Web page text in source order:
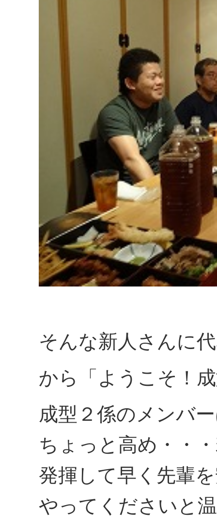
そんな新人さんに
から「ようこそ！
成型２係のメンバ
ちょっと高め・・
発揮して早く先輩
やってくださいと